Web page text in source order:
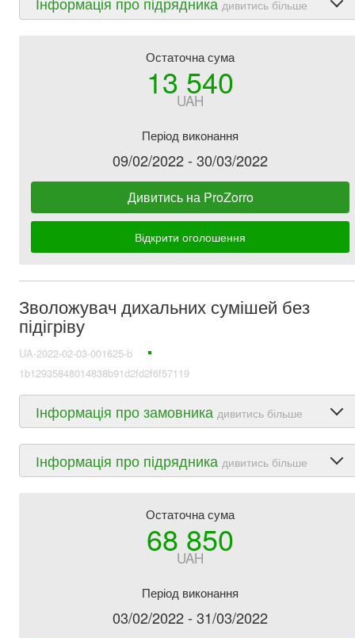
дивитись більше
Остаточна сума
13 540
UAH
Період виконання
09/02/2022 - 30/03/2022
Дивитись на ProZorro
Відкрити оголошення
Зволожувач дихальних сумішей без
підігріву
UA-2022-02-03-001625-b
1b12935848014838b91d2fd2f6f57119
Інформація про замовника дивитись більше
Інформація про підрядника дивитись більше
Остаточна сума
68 850
UAH
Період виконання
03/02/2022 - 31/03/2022